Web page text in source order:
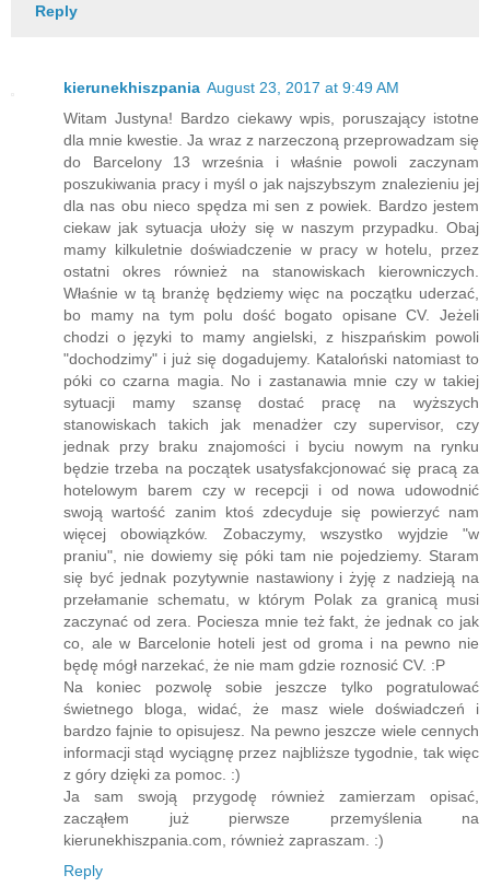
Reply
kierunekhiszpania August 23, 2017 at 9:49 AM
Witam Justyna! Bardzo ciekawy wpis, poruszający istotne
dla mnie kwestie. Ja wraz z narzeczoną przeprowadzam się
do Barcelony 13 września i właśnie powoli zaczynam
poszukiwania pracy i myśl o jak najszybszym znalezieniu jej
dla nas obu nieco spędza mi sen z powiek. Bardzo jestem
ciekaw jak sytuacja ułoży się w naszym przypadku. Obaj
mamy kilkuletnie doświadczenie w pracy w hotelu, przez
ostatni okres również na stanowiskach kierowniczych.
Właśnie w tą branżę będziemy więc na początku uderzać,
bo mamy na tym polu dość bogato opisane CV. Jeżeli
chodzi o języki to mamy angielski, z hiszpańskim powoli
"dochodzimy" i już się dogadujemy. Kataloński natomiast to
póki co czarna magia. No i zastanawia mnie czy w takiej
sytuacji mamy szansę dostać pracę na wyższych
stanowiskach takich jak menadżer czy supervisor, czy
jednak przy braku znajomości i byciu nowym na rynku
będzie trzeba na początek usatysfakcjonować się pracą za
hotelowym barem czy w recepcji i od nowa udowodnić
swoją wartość zanim ktoś zdecyduje się powierzyć nam
więcej obowiązków. Zobaczymy, wszystko wyjdzie "w
praniu", nie dowiemy się póki tam nie pojedziemy. Staram
się być jednak pozytywnie nastawiony i żyję z nadzieją na
przełamanie schematu, w którym Polak za granicą musi
zaczynać od zera. Pociesza mnie też fakt, że jednak co jak
co, ale w Barcelonie hoteli jest od groma i na pewno nie
będę mógł narzekać, że nie mam gdzie roznosić CV. :P
Na koniec pozwolę sobie jeszcze tylko pogratulować
świetnego bloga, widać, że masz wiele doświadczeń i
bardzo fajnie to opisujesz. Na pewno jeszcze wiele cennych
informacji stąd wyciągnę przez najbliższe tygodnie, tak więc
z góry dzięki za pomoc. :)
Ja sam swoją przygodę również zamierzam opisać,
zacząłem już pierwsze przemyślenia na
kierunekhiszpania.com, również zapraszam. :)
Reply